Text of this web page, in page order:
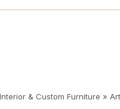
& Custom Furniture »